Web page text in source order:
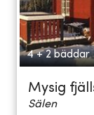
4 + 2 bäddar
Mysig
Sälen